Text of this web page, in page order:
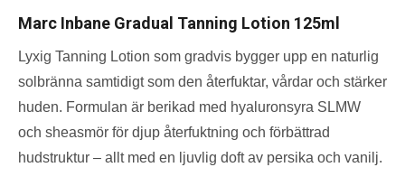
Marc Inbane Gradual Tanning Lotion 125ml
Lyxig Tanning Lotion som gradvis bygger upp en naturlig
solbränna samtidigt som den återfuktar, vårdar och stärker
huden. Formulan är berikad med hyaluronsyra SLMW
och sheasmör för djup återfuktning och förbättrad
hudstruktur – allt med en ljuvlig doft av persika och vanilj.